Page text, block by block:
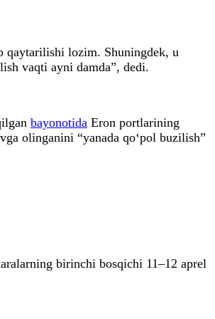
qaytarilishi lozim. Shuningdek, u
vaqti ayni damda”, dedi.
bayonotida Eron portlarining
olinganini “yanada qo‘pol buzilish”
birinchi bosqichi 11–12 aprel